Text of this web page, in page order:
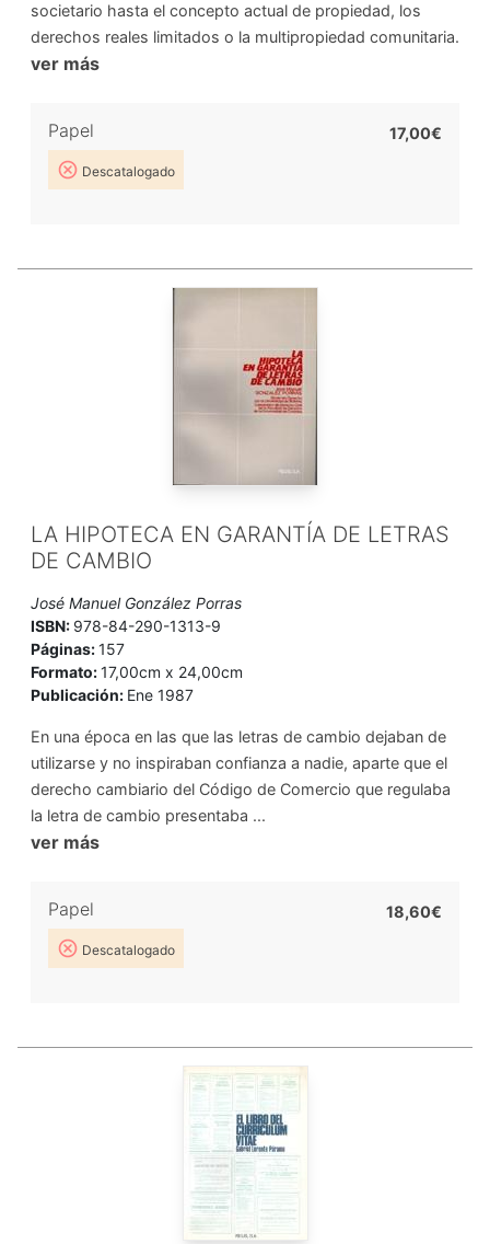
societario hasta el concepto actual de propiedad, los
derechos reales limitados o la multipropiedad comunitaria.
ver más
Papel
Descatalogado
17,00€
LA HIPOTECA EN GARANTÍA DE LETRAS
DE CAMBIO
José Manuel González Porras
ISBN: 978-84-290-1313-9
Páginas:157
Formato:17,00cm x 24,00cm
Publicación: Ene 1987
En una época en las que las letras de cambio dejaban de
utilizarse y no inspiraban confianza a nadie, aparte que el
derecho cambiario del Código de Comercio que regulaba
la letra de cambio presentaba ...
ver más
Papel
Descatalogado
18,60€